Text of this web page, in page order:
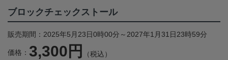
ブロックチェックストール
販売期間：2025年5月23日0時00分～2027年1月31日23時59分
価格： 3,300円 （税込）